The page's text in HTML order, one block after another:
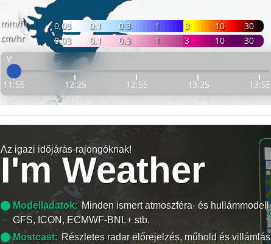
mm/hr 0,03 0,1 0,3 1 3 10
30
cm/hr
0,03 0,1 0,3 1 3 10
30
V
11:55 12:25 12:55 13:25 13:55
Az igazi időjárás-rajongóknak!
I'm Weather
Modelladatok: Minden ismert atmoszféra- és hullámmodell
GFS, ICON, ECMWF-BNL+ stb.
Mostcast: Részletes radar előrejelzés, műhold és villámlás